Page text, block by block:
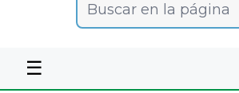
Buscar en la página
☰